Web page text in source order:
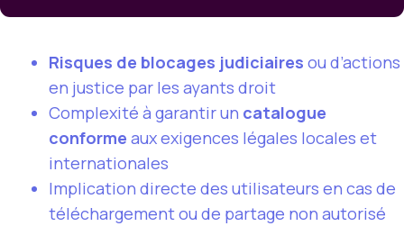
Risques de blocages judiciaires ou d’actions
en justice par les ayants droit
Complexité à garantir un catalogue
conforme aux exigences légales locales et
internationales
Implication directe des utilisateurs en cas de
téléchargement ou de partage non autorisé